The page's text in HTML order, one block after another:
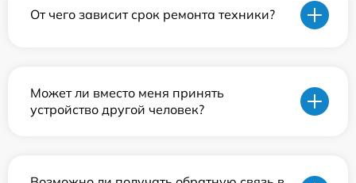
От чего зависит срок ремонта техники?
Может ли вместо меня принять
устройство другой человек?